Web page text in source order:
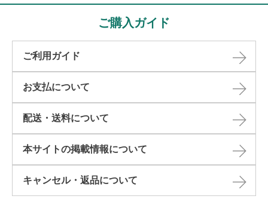
ご購入ガイド
ご利用ガイド
お支払について
配送・送料について
本サイトの掲載情報について​
キャンセル・返品について​